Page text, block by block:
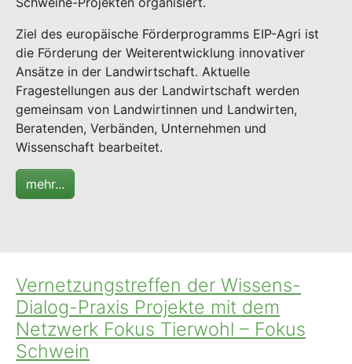
Ziel des europäische Förderprogramms EIP-Agri ist
die Förderung der Weiterentwicklung innovativer
Ansätze in der Landwirtschaft. Aktuelle
Fragestellungen aus der Landwirtschaft werden
gemeinsam von Landwirtinnen und Landwirten,
Beratenden, Verbänden, Unternehmen und
Wissenschaft bearbeitet.
mehr...
Vernetzungstreffen der Wissens-
Dialog-Praxis Projekte mit dem
Netzwerk Fokus Tierwohl – Fokus
Schwein